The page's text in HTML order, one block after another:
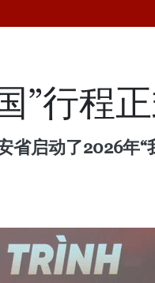
”行程
省启动了2026年